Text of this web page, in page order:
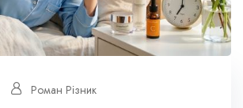
Роман Різник